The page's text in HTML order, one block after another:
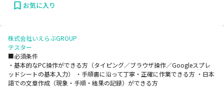
お気に入り
株式会社いえらぶGROUP
テスター
■必須条件
・基本的なPC操作ができる方（タイピング／ブラウザ操作／Googleスプレ
ッドシートの基本入力） ・手順書に沿って丁寧・正確に作業できる方 ・日本
語での文章作成（現象・手順・結果の記録）ができる方